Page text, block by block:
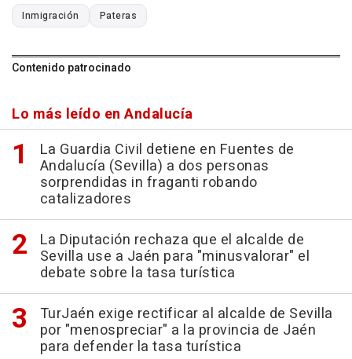
Inmigración Pateras
Contenido patrocinado
Lo más leído en Andalucía
La Guardia Civil detiene en Fuentes de
Andalucía (Sevilla) a dos personas
sorprendidas in fraganti robando
catalizadores
La Diputación rechaza que el alcalde de
Sevilla use a Jaén para "minusvalorar" el
debate sobre la tasa turística
TurJaén exige rectificar al alcalde de Sevilla
por "menospreciar" a la provincia de Jaén
para defender la tasa turística